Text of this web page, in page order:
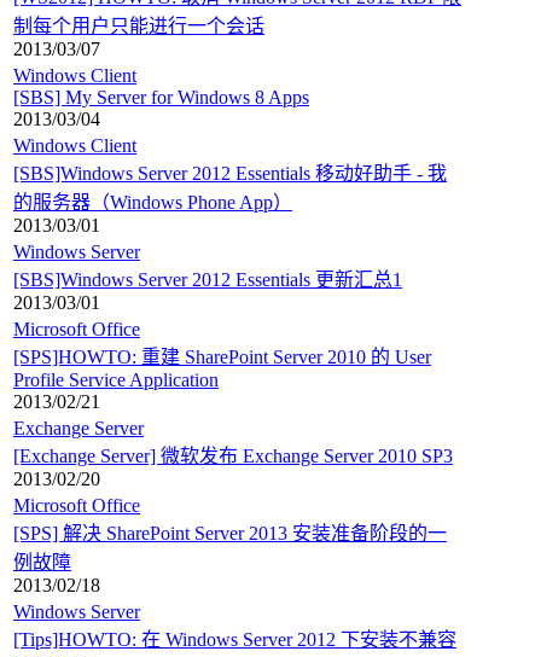
制每个用户只能进行一个会话
2013/03/07
Windows Client
[SBS] My Server for Windows 8 Apps
2013/03/04
Windows Client
[SBS]Windows Server 2012 Essentials 移动好助手 - 我
的服务器（Windows Phone App）
2013/03/01
Windows Server
[SBS]Windows Server 2012 Essentials 更新汇总1
2013/03/01
Microsoft Office
[SPS]HOWTO: 重建 SharePoint Server 2010 的 User
Profile Service Application
2013/02/21
Exchange Server
[Exchange Server] 微软发布 Exchange Server 2010 SP3
2013/02/20
Microsoft Office
[SPS] 解决 SharePoint Server 2013 安装准备阶段的一
例故障
2013/02/18
Windows Server
[Tips]HOWTO: 在 Windows Server 2012 下安装不兼容